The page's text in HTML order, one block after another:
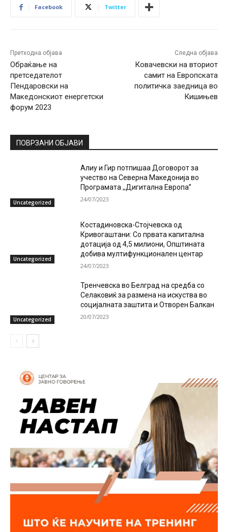
Facebook Twitter
Претходна објава
Обраќање на
претседателот
Пендаровски на
Македонскиот енергетски
форум 2023
Следна објава
Ковачевски на вториот
самит на Европската
политичка заедница во
Кишињев
ПОВРЗАНИ ОБЈАВИ
Uncategorized
Алиу и Гир потпишаа Договорот за
учество на Северна Македонија во
Програмата ,,Дигитална Европа”
24/07/2023
Uncategorized
Костадиновска-Стојчевска од
Кривогаштани: Со првата капитална
дотација од 4,5 милиони, Општината
добива мултифункционален центар
24/07/2023
Uncategorized
Тренчевска во Белград на средба со
Селаковиќ за размена на искуства во
социјалната заштита и Отворен Балкан
20/07/2023